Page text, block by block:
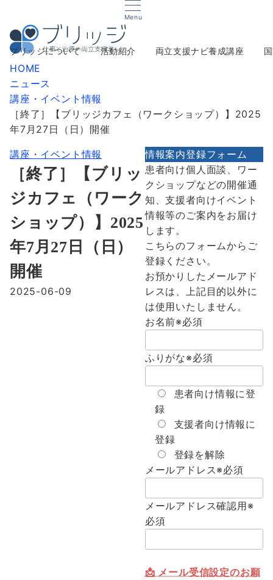
Menu
ブリッジについて 活動紹介 両立支援ナビ養成講座
HOME
ニュース
講座・イベント情報
［終了］【ブリッジカフェ（ワークショップ）】2025
年7月27日（日）開催
講座・イベント情報
［終了］【ブリッ
ジカフェ（ワーク
ショップ）】2025
年7月27日（日）
開催
2025-06-09
情報案内登録フォーム
患者向け個人面談、ワー
クショップなどの開催通
知、支援者向けイベント
情報等のご案内をお届け
します。
こちらのフォームからご
登録ください。
お預かりしたメールアド
レスは、上記目的以外に
は使用いたしません。
お名前※必須
ふりがな※必須
患者向け情報に登
録
支援者向け情報に
登録
登録を解除
メールアドレス※必須
メールアドレス確認用※
必須
📩 メール受信設定のお願